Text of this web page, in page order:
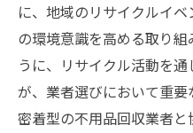
に、地域のリサイクルイ
の環境意識を高める取り
うに、リサイクル活動を
が、業者選びにおいて重
密着型の不用品回収業者